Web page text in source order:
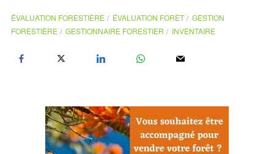
ÉVALUATION FORESTIÈRE ÉVALUATION FORÊT
GESTION
FORESTIÈRE
GESTIONNAIRE FORESTIER INVENTAIRE